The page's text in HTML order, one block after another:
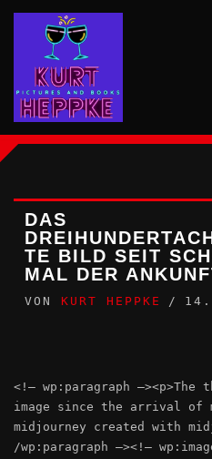
Inhalt
springen
DAS
TE BILD SEIT
MAL DER
VON KURT HEPPKE 14.
<!– wp:paragraph –><p>The
image since the arrival of
midjourney created with
/wp:paragraph –><!–